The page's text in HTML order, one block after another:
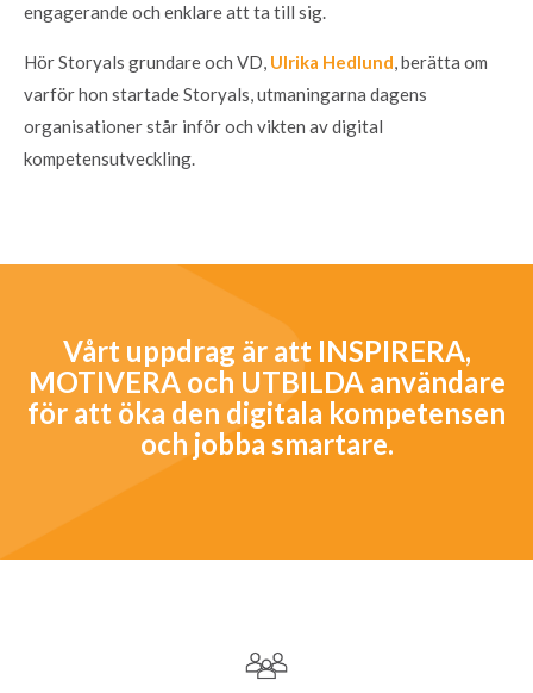
engagerande och enklare att ta till sig.
Hör Storyals grundare och VD, Ulrika Hedlund, berätta om
varför hon startade Storyals, utmaningarna dagens
organisationer står inför och vikten av digital
kompetensutveckling.
Vårt uppdrag är att INSPIRERA,
MOTIVERA och UTBILDA användare
för att öka den digitala kompetensen
och jobba smartare.